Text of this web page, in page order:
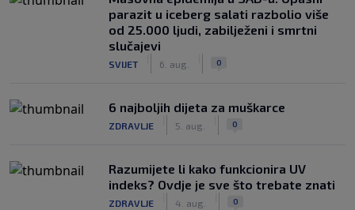
parazit u iceberg salati razbolio više
od 25.000 ljudi, zabilježeni i smrtni
slučajevi
SVIJET 6. aug. 0
6 najboljih dijeta za muškarce
ZDRAVLJE 5. aug. 0
Razumijete li kako funkcionira UV
indeks? Ovdje je sve što trebate znati
ZDRAVLJE 4. aug. 0